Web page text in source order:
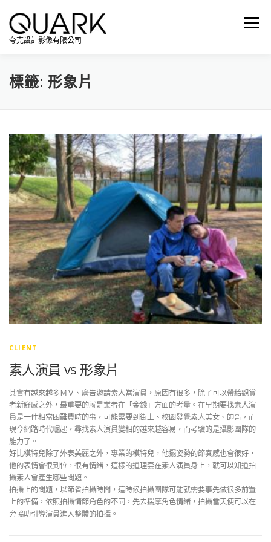
內
夸克設計影像有限公司
選單
標籤: 形象片
CLIENT
素人演員 vs 形象片
其實有越來越多ＭＶ、廣告邀請素人當演員，原因有很多，除了可以帶給觀賞
者新鮮感之外，最重要的就是業者在「金錢」方面的考量。在早期要找素人演
員是一件相當困難費時的事，可能需要到街上、校園發覺素人美女、帥哥，而
現今網路時代崛起，尋找素人演員變相的越來越容易，而考驗的是攝影團隊的
能力了。
好比模特兒除了外表美麗之外，專業的模特兒，他擺姿勢的節奏感也會很好，
他的表情會很到位，很有情緒，這樣的道理套在素人演員身上，就可以知道拍
攝素人會產生哪些問題。
拍攝上的問題，以節省拍攝時間，這時候拍攝團隊可能就需要事先做很多前置
上的準備，依照拍攝情節角色的不同，先去揣摩角色情緒，拍攝當天便可以在
旁協助引導演員進入整體的拍攝。